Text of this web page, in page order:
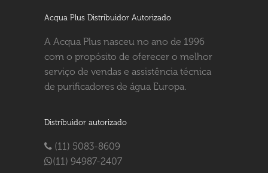
Acqua Plus Distribuidor Autorizado
A Acqua Plus nasceu no ano de 1996
com o propósito de oferecer o melhor
serviço de vendas e assistência técnica
de purificadores de água Europa.
Distribuidor autorizado
(11) 5083-8609
(11) 94987-2407